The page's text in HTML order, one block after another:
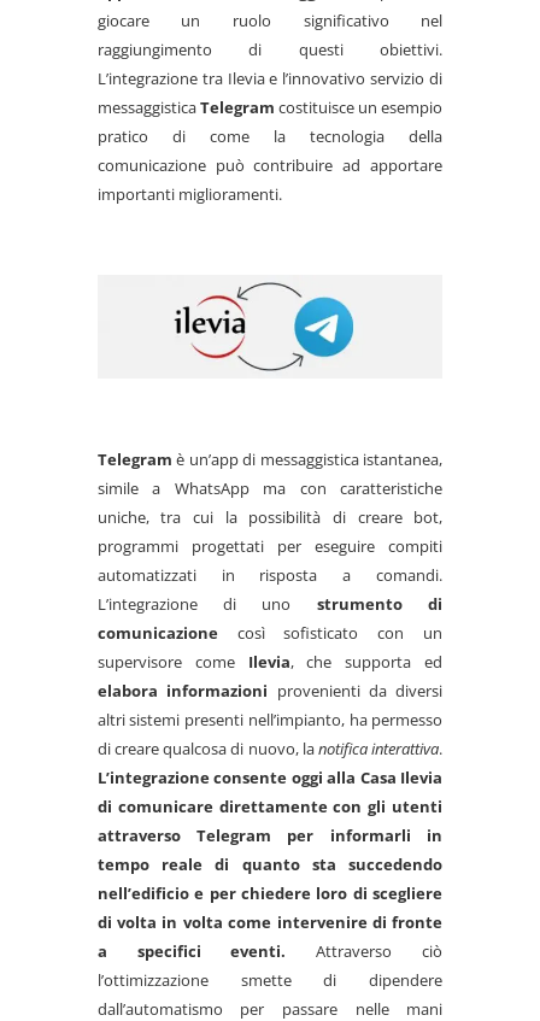
giocare un ruolo significativo nel
raggiungimento di questi obiettivi.
L’integrazione tra Ilevia e l’innovativo servizio di
messaggisticaTelegram costituisce un esempio
pratico di come la tecnologia della
comunicazione può contribuire ad apportare
importanti miglioramenti.
Telegram è un’app di messaggistica istantanea,
simile a WhatsApp ma con caratteristiche
uniche, tra cui la possibilità di creare bot,
programmi progettati per eseguire compiti
automatizzati in risposta a comandi.
L’integrazione di uno strumento di
comunicazionecosì sofisticato con un
supervisore come Ilevia, che supporta ed
elabora informazioni provenienti da diversi
altri sistemi presenti nell’impianto, ha permesso
di creare qualcosa di nuovo, lanotifica interattiva.
L’integrazione consente oggi alla Casa Ilevia
di comunicare direttamente con gli utenti
attraverso Telegram per informarli in
tempo reale di quanto sta succedendo
nell’edificio e per chiedere loro di scegliere
di volta in volta come intervenire di fronte
a specifici eventi. Attraverso ciò
l’ottimizzazione smette di dipendere
dall’automatismo per passare nelle mani